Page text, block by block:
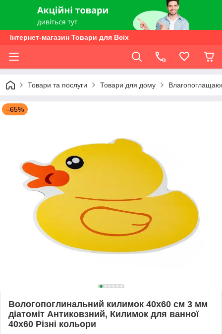
Інтернет-магазин Товари для Всіх
Товари та послуги Товари для дому
–65%
Вологопоглинальний килимок 40х60 см 3 мм
діатоміт Антиковзний, Килимок для ванної
40х60 Різні кольори